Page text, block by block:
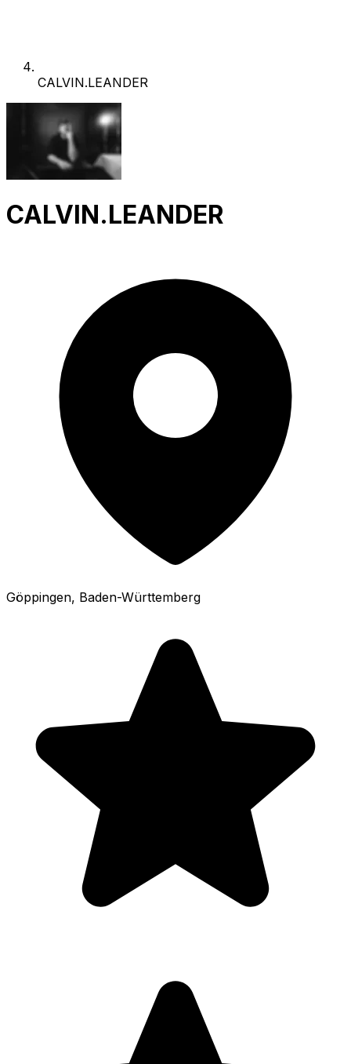
CALVIN.LEANDER
CALVIN.LEANDER
Göppingen, Baden-Württemberg